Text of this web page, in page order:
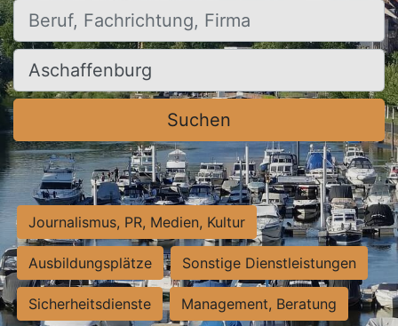
Beruf, Fachrichtung, Firma
Ort, Stadt
Suchen
Journalismus, PR, Medien, Kultur
Ausbildungsplätze Sonstige Dienstleistungen
Sicherheitsdienste Management, Beratung